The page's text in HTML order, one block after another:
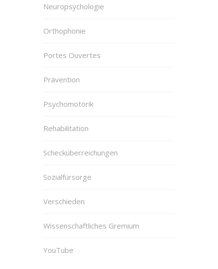
Neuropsychologie
Orthophonie
Portes Ouvertes
Prävention
Psychomotorik
Rehabilitation
Schecküberreichungen
Sozialfürsorge
Verschieden
Wissenschaftliches Gremium
YouTube